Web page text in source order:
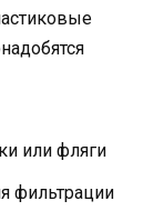
или фляги
фильтрации